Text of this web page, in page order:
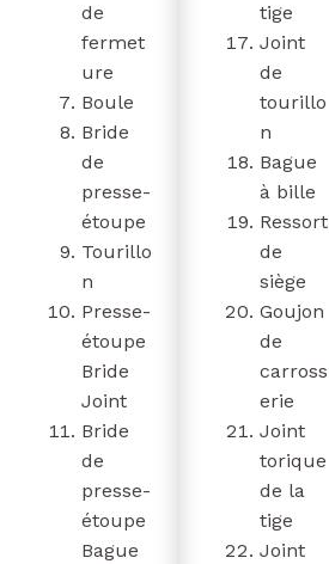
de
fermet
ure
Boule
Bride
de
presse-
étoupe
Tourillo
n
Presse-
étoupe
Bride
Joint
Bride
de
presse-
étoupe
Bague
tige
Joint
de
tourillo
n
Bague
à bille
Ressort
de
siège
Goujon
de
carross
erie
Joint
torique
de la
tige
Joint